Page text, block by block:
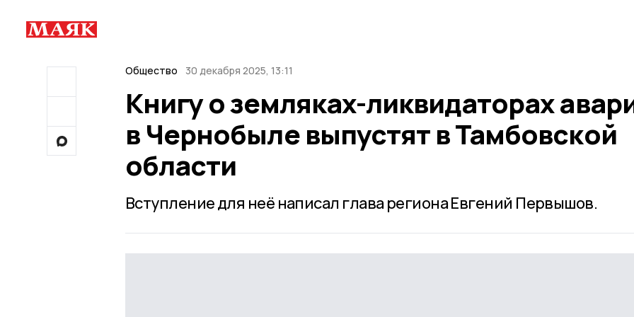
Общество 30 декабря 2025, 13:11
Книгу о земляках-ликвидаторах
в Чернобыле выпустят в Тамбовской
области
Вступление для неё написал глава региона Евгений Первышов.